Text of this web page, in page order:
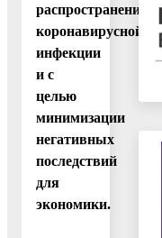
распространением
коронавирусной
инфекции
и с
целью
минимизации
негативных
последствий
для
экономики.